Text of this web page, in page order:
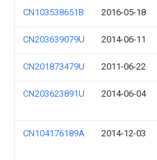
CN103538651B 2016-05-18
CN203639079U 2014-06-11
CN201873479U 2011-06-22
CN203623891U 2014-06-04
CN104176189A 2014-12-03